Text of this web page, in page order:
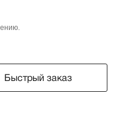
Быстрый заказ